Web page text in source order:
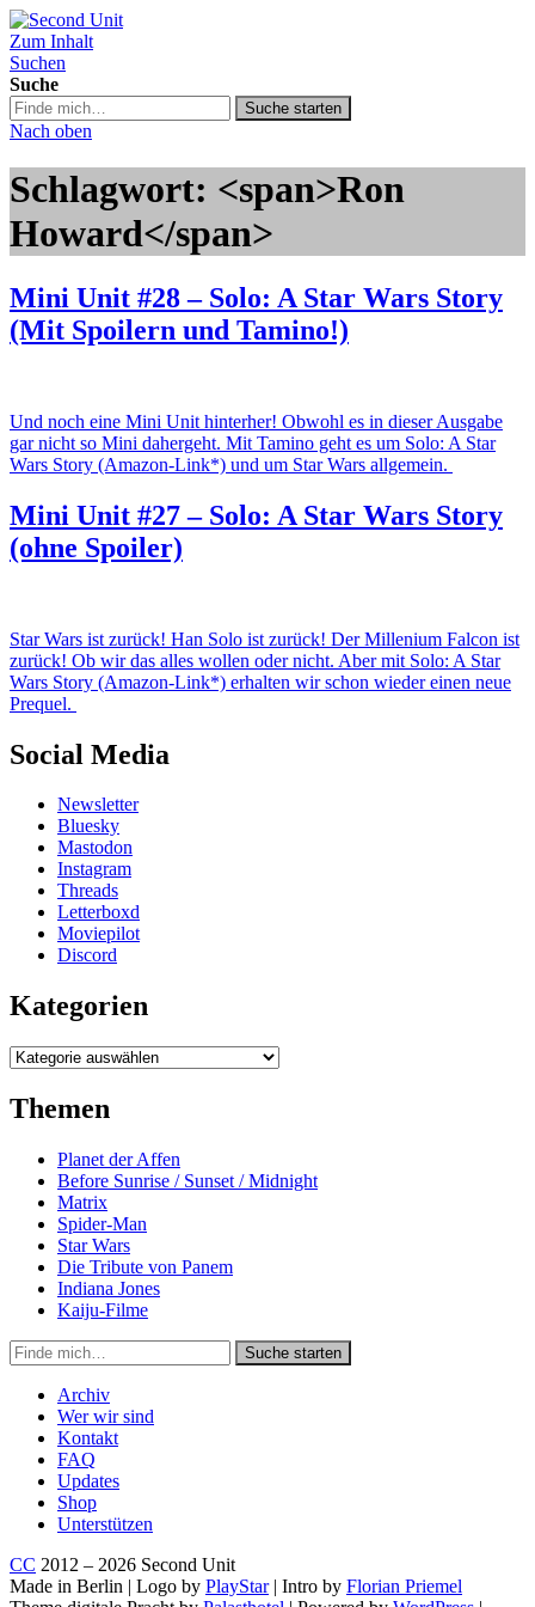
Second Unit
Zum Inhalt
Suchen
Suche
Suche
in
podcast.de/
Suche starten
Nach oben
Schlagwort: <span>Ron
Howard</span>
Mini Unit #28 – Solo: A Star Wars Story
(Mit Spoilern und Tamino!)
Und noch eine Mini Unit hinterher! Obwohl es in dieser Ausgabe
gar nicht so Mini dahergeht. Mit Tamino geht es um Solo: A Star
Wars Story (Amazon-Link*) und um Star Wars allgemein.
Mini Unit #27 – Solo: A Star Wars Story
(ohne Spoiler)
Star Wars ist zurück! Han Solo ist zurück! Der Millenium Falcon ist
zurück! Ob wir das alles wollen oder nicht. Aber mit Solo: A Star
Wars Story (Amazon-Link*) erhalten wir schon wieder einen neue
Prequel.
Social Media
Newsletter
Bluesky
Mastodon
Instagram
Threads
Letterboxd
Moviepilot
Discord
Kategorien
Kategorien
Themen
Planet der Affen
Before Sunrise / Sunset / Midnight
Matrix
Spider-Man
Star Wars
Die Tribute von Panem
Indiana Jones
Kaiju-Filme
Suche
in
https://secondunit-
podcast.de/
Suche starten
Archiv
Wer wir sind
Kontakt
FAQ
Updates
Shop
Unterstützen
CC 2012 – 2026 Second Unit
Made in Berlin | Logo by PlayStar| Intro by Florian Priemel